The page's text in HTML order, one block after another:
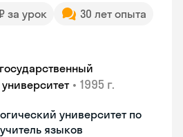
за урок
30 лет опыта
• 1995 г.
университет по
языков